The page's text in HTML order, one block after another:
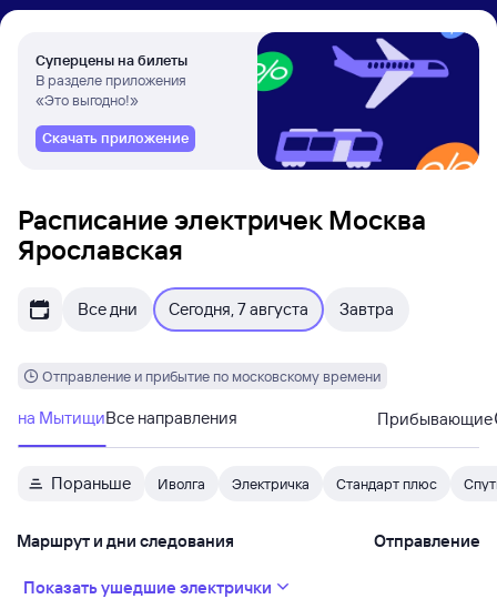
Суперцены на билеты
В разделе приложения
«Это выгодно!»
Скачать приложение
Расписание электричек Москва
Ярославская
Все дни Сегодня, 7 августа Завтра
Отправление и прибытие по московскому времени
на МытищиВсе направления Прибывающие
Пораньше Иволга Электричка Стандарт плюс
Маршрут и дни следования Отправление
Показать ушедшие электрички